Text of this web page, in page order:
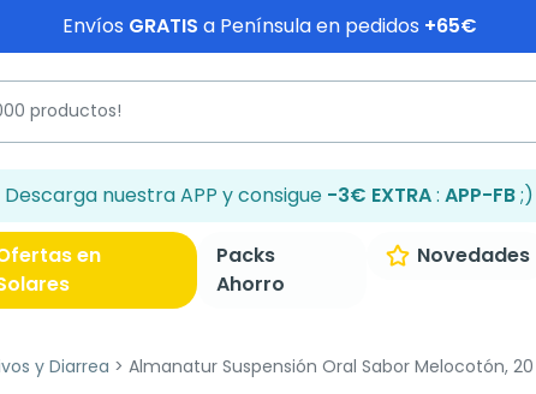
Envíos GRATIS a Península en pedidos +65€
Descarga nuestra APP y consigue -3€ EXTRA: APP-FB;)
en
Packs
Ahorro
Novedades
y Diarrea Almanatur Suspensión Oral Sabor Melocotón,